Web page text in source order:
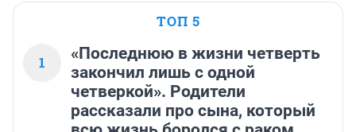
ТОП 5
1
«Последнюю в жизни четверть
закончил лишь с одной
четверкой». Родители
рассказали про сына, который